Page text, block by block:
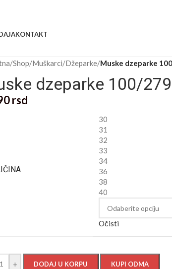
KONTAKT
/Shop/Muškarci/Džeparke/Muske dzeparke
dzeparke 100/
rsd
30
31
32
33
34
36
38
40
Očisti
+ DODAJ U KORPU KUPI ODMA